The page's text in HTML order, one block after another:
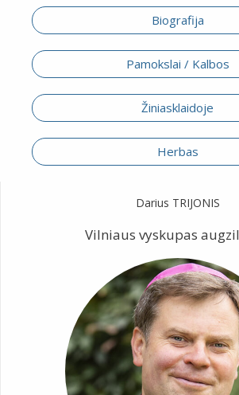
Biografija
Pamokslai / Kalbos
Žiniasklaidoje
Herbas
Darius TRIJONIS
Vilniaus vyskupas